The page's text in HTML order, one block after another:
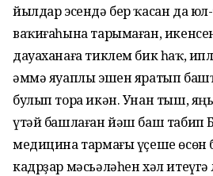
йылдар эсендә бер ҡасан да
ваҡиғаһына тарымаған,
дауаханаға тиклем бик һаҡ,
әммә яуаплы эшен яратып
булып тора икән. Унан тыш,
үтәй башлаған йәш баш табип
медицина тармағы үҫеше өсөн
кадрҙар мәсьәләһен хәл итеүгә